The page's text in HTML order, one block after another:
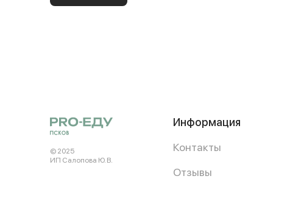
© 2025
ИП Салопова Ю. В.
Информация
Контакты
Отзывы